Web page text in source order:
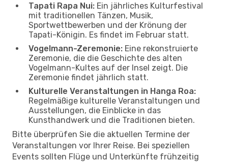
Tapati Rapa Nui: Ein jährliches Kulturfestival
mit traditionellen Tänzen, Musik,
Sportwettbewerben und der Krönung der
Tapati-Königin. Es findet im Februar statt.
Vogelmann-Zeremonie: Eine rekonstruierte
Zeremonie, die die Geschichte des alten
Vogelmann-Kultes auf der Insel zeigt. Die
Zeremonie findet jährlich statt.
Kulturelle Veranstaltungen in Hanga Roa:
Regelmäßige kulturelle Veranstaltungen und
Ausstellungen, die Einblicke in das
Kunsthandwerk und die Traditionen bieten.
Bitte überprüfen Sie die aktuellen Termine der
Veranstaltungen vor Ihrer Reise. Bei speziellen
Events sollten Flüge und Unterkünfte frühzeitig